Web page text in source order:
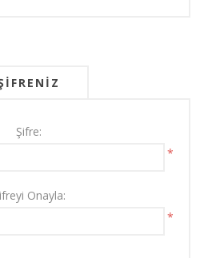
Şifre:
*
Onayla:
*